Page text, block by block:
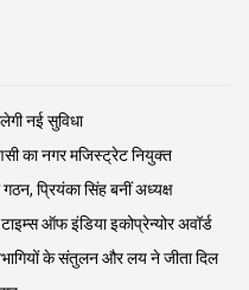
नई सुविधा
का नगर मजिस्ट्रेट नियुक्त
प्रियंका सिंह बनीं अध्यक्ष
ऑफ इंडिया इकोप्रेन्योर अवॉर्ड
के संतुलन और लय ने जीता दिल